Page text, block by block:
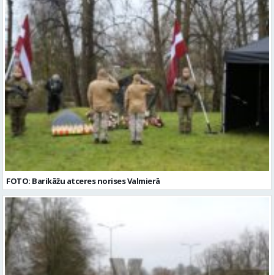
FOTO: Barikāžu atceres norises Valmierā